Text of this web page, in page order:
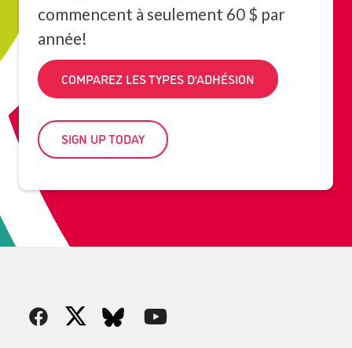
commencent à seulement 60 $ par
année!
COMPAREZ LES TYPES D’ADHÉSION
SIGN UP TODAY